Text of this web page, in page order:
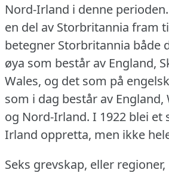
Nord-Irland i denne perioden.
en del av Storbritannia fram
betegner Storbritannia både
øya som består av England,
Wales, og det som på
som i dag består av England,
og Nord-Irland. I 1922 blei et
Irland oppretta, men ikke
Seks grevskap, eller